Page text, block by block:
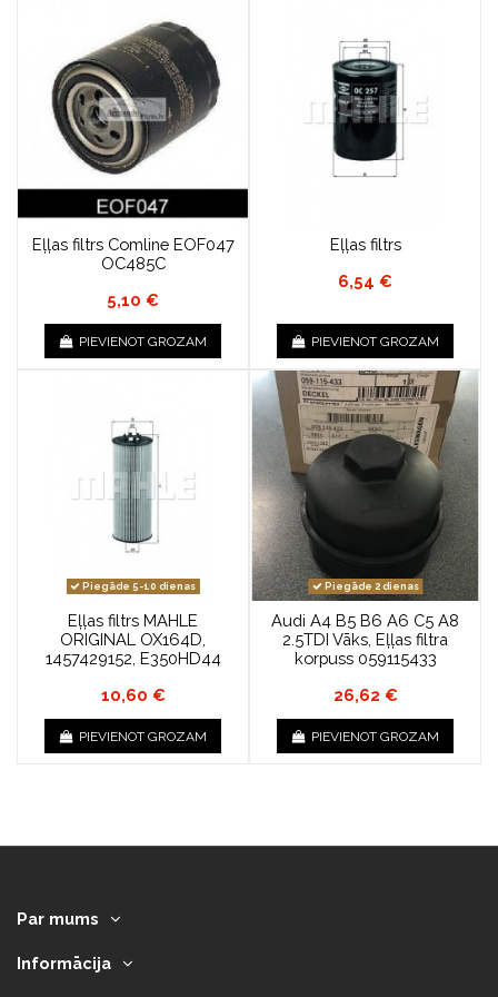
Eļļas filtrs Comline EOF047
OC485C
5,10 €
PIEVIENOT GROZAM
Eļļas filtrs
6,54 €
PIEVIENOT GROZAM
Piegāde 5-10 dienas
Eļļas filtrs MAHLE
ORIGINAL OX164D,
1457429152, E350HD44
10,60 €
PIEVIENOT GROZAM
Piegāde 2 dienas
Audi A4 B5 B6 A6 C5 A8
2.5TDI Vāks, Eļļas filtra
korpuss 059115433
26,62 €
PIEVIENOT GROZAM
Par mums
Informācija